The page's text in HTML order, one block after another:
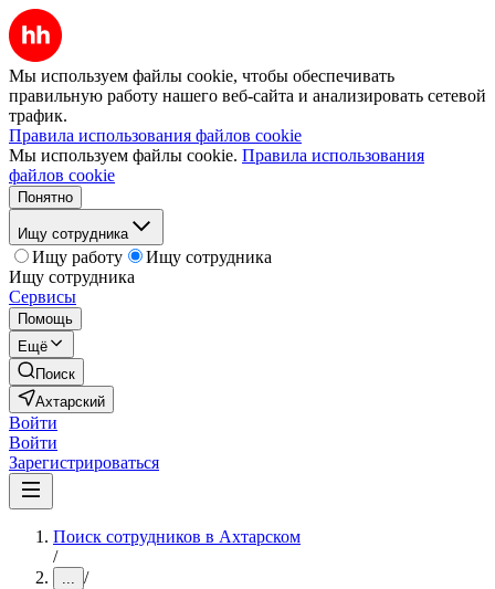
Мы используем файлы cookie, чтобы обеспечивать
правильную работу нашего веб-сайта и анализировать сетевой
трафик.
Правила использования файлов cookie
Мы используем файлы cookie. Правила использования
файлов cookie
Понятно
Ищу сотрудника
Ищу работу
Ищу сотрудника
Ищу сотрудника
Сервисы
Помощь
Ещё
Поиск
Ахтарский
Войти
Войти
Зарегистрироваться
Поиск сотрудников в Ахтарском
/
... /